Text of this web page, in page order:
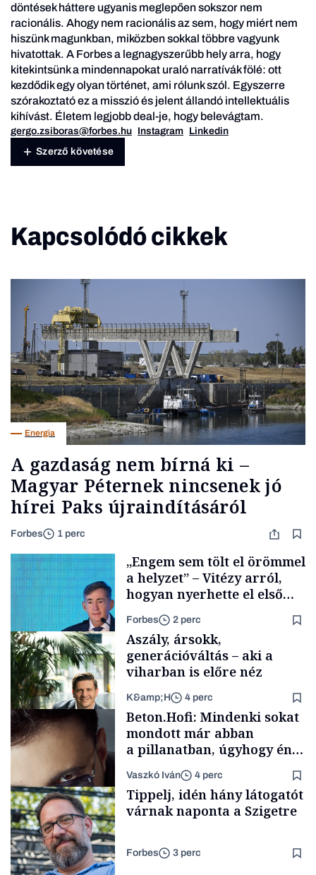
döntések háttere ugyanis meglepően sokszor nem
racionális. Ahogy nem racionális az sem, hogy miért nem
hiszünk magunkban, miközben sokkal többre vagyunk
hivatottak. A Forbes a legnagyszerűbb hely arra, hogy
kitekintsünk a mindennapokat uraló narratívák fölé: ott
kezdődik egy olyan történet, ami rólunk szól. Egyszerre
szórakoztató ez a misszió és jelent állandó intellektuális
kihívást. Életem legjobb deal-je, hogy belevágtam.
gergo.zsiboras@forbes.hu Instagram Linkedin
Szerző követése
Kapcsolódó cikkek
Energia
A gazdaság nem bírná ki –
Magyar Péternek nincsenek jó
hírei Paks újraindításáról
Forbes 1 perc
Elszámoltatás
„Engem sem tölt el örömmel
a helyzet” – Vitézy arról,
hogyan nyerhette el első
Tisza-kormány alatt
Forbes 2 perc
TÁMOGATÓI
TARTALOM
Aszály, ársokk,
generációváltás – aki a
viharban is előre néz
K&amp;H 4 perc
Forbes-sztori
Beton.Hofi: Mindenki sokat
mondott már abban
a pillanatban, úgyhogy én
gondolataimat akartam
kimondani
Vaszkó Iván 4 perc
Tippelj, idén hány látogatót
várnak naponta a Szigetre
Forbes 3 perc